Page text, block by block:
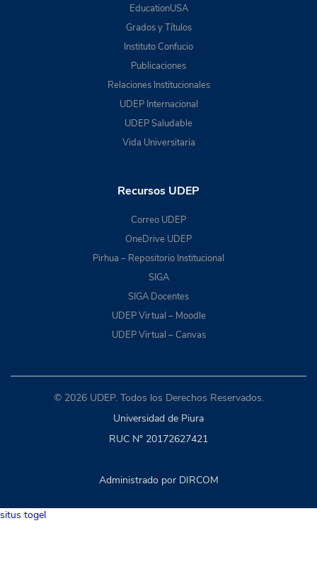
EducationUSA
Grados y Títulos
Instituto Confucio
Publicaciones
Relaciones Institucionales
UDEP Internacional
UDEP Saludable
Vida Universitaria
Recursos UDEP
Correo UDEP
OneDrive UDEP
Pirhua – Repositorio Institucional
SIGA
SIGA Docentes
UDEP Virtual – Moodle
UDEP Virtual – Canvas
© 2026 UDEP. Todos los Derechos Reservados.
Universidad de Piura
RUC N° 20172627421
Administrado por DIRCOM
situs togel